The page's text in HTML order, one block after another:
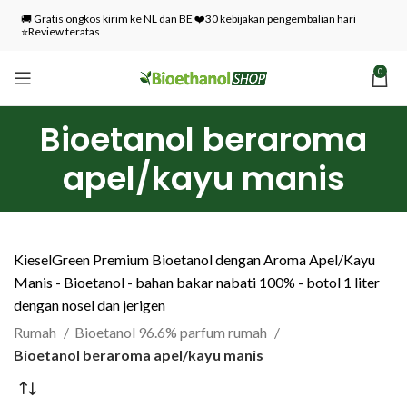
🚚 Gratis ongkos kirim ke NL dan BE ❤️30 kebijakan pengembalian hari
⭐Review teratas
0
Bioetanol beraroma
apel/kayu manis
KieselGreen Premium Bioetanol dengan Aroma Apel/Kayu
Manis - Bioetanol - bahan bakar nabati 100% - botol 1 liter
dengan nosel dan jerigen
Rumah
Bioetanol 96.6% parfum rumah
Bioetanol beraroma apel/kayu manis